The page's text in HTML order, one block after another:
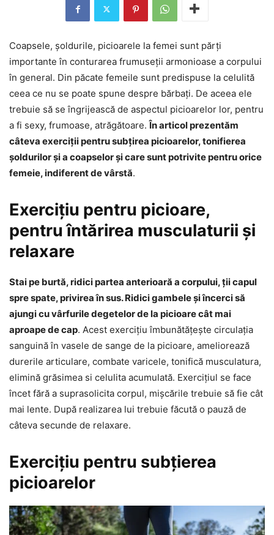
Coapsele, șoldurile, picioarele la femei sunt părți
importante în conturarea frumuseții armonioase a corpului
în general. Din păcate femeile sunt predispuse la celulită
ceea ce nu se poate spune despre bărbați. De aceea ele
trebuie să se îngrijească de aspectul picioarelor lor, pentru
a fi sexy, frumoase, atrăgătoare.În articol prezentăm
câteva exerciții pentru subțirea picioarelor, tonifierea
șoldurilor și a coapselor și care sunt potrivite pentru orice
femeie, indiferent de vârstă.
Exercițiu pentru picioare,
pentru întărirea musculaturii și
relaxare
Stai pe burtă, ridici partea anterioară a corpului, ții capul
spre spate, privirea în sus. Ridici gambele și încerci să
ajungi cu vârfurile degetelor de la picioare cât mai
aproape de cap. Acest exercițiu îmbunătățește circulația
sanguină în vasele de sange de la picioare, ameliorează
durerile articulare, combate varicele, tonifică musculatura,
elimină grăsimea si celulita acumulată. Exercițiul se face
încet fără a suprasolicita corpul, mișcările trebuie să fie cât
mai lente. După realizarea lui trebuie făcută o pauză de
câteva secunde de relaxare.
Exercițiu pentru subțierea
picioarelor